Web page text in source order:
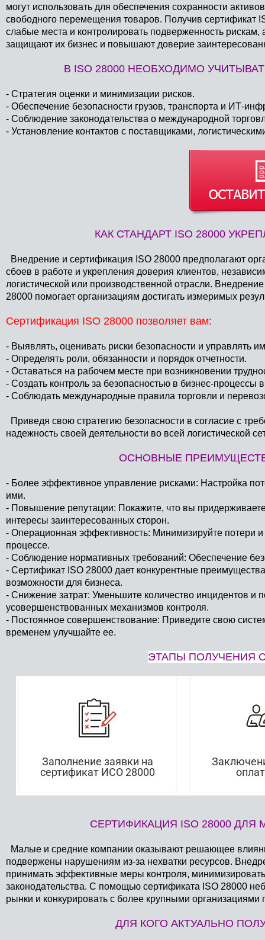
могут использовать для обеспечения сохранности
свободного перемещения товаров. Получив сертификат
слабые места и контролировать подверженность
защищают их бизнес и повышают доверие
В ISO 28000 НЕОБХОДИМО
- Стратегия оценки и минимизации рисков.
- Обеспечение безопасности грузов, транспорта и ИТ-
- Соблюдение законодательства о международной
- Установление контактов с поставщиками,
КАК СТАНДАРТ ISO 28000
Внедрение и сертификация ISO 28000 предполагают
сбоев в работе и укрепления доверия клиентов,
логистической или производственной отрасли.
28000 помогает организациям достигать измеримых
Сертификация ISO 28000 позволяет вам:
- Выявлять, оценивать риски безопасности и управлять
- Определять роли, обязанности и порядок отчетности.
- Оставаться на рабочем месте при возникновении
- Создать контроль за безопасностью в бизнес-процессы
- Соблюдать международные правила торговли и
Приведя свою стратегию безопасности в согласие с
надежность своей деятельности во всей логистической
ОСНОВНЫЕ
- Более эффективное управление рисками: Настройка
ими.
- Повышение репутации: Покажите, что вы
интересы заинтересованных сторон.
- Операционная эффективность: Минимизируйте потери
процессе.
- Соблюдение нормативных требований: Обеспечение
- Сертификат ISO 28000 дает конкурентные
возможности для бизнеса.
- Снижение затрат: Уменьшите количество инцидентов и
усовершенствованных механизмов контроля.
- Постоянное совершенствование: Приведите свою
временем улучшайте ее.
ЭТАПЫ ПОЛУЧЕНИЯ
СЕРТИФИКАЦИЯ ISO 28000
Малые и средние компании оказывают решающее
подвержены нарушениям из-за нехватки ресурсов.
принимать эффективные меры контроля,
законодательства. С помощью сертификата ISO 28000
рынки и конкурировать с более крупными организациями
ДЛЯ КОГО АКТУАЛЬНО